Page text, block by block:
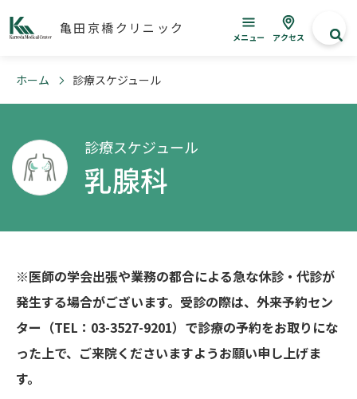
亀田京橋クリニック
メニュー アクセス
ホーム 診療スケジュール
診療スケジュール
乳腺科
※医師の学会出張や業務の都合による急な休診・代診が
発生する場合がございます。受診の際は、外来予約セン
ター（TEL：03-3527-9201）で診療の予約をお取りにな
った上で、ご来院くださいますようお願い申し上げま
す。